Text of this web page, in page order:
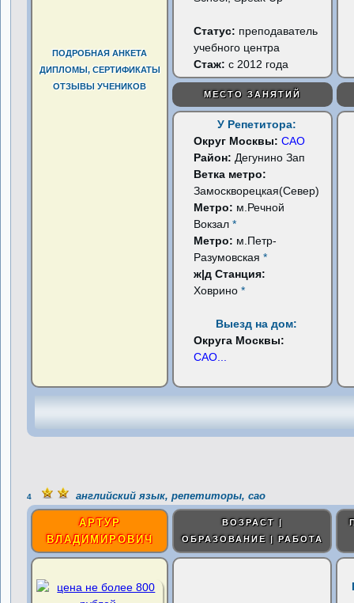
ПОДРОБНАЯ АНКЕТА
ДИПЛОМЫ, СЕРТИФИКАТЫ
ОТЗЫВЫ УЧЕНИКОВ
Статус: преподаватель
учебного центра
Стаж: с 2012 года
МЕСТО ЗАНЯТИЙ
У Репетитора:
Округ Москвы:САО
Район: Дегунино Зап
Ветка метро:
Замоскворецкая(Север)
Метро: м.Речной
Вокзал*
Метро: м.Петр-
Разумовская*
ж|д Станция:
Ховрино*
Выезд на дом:
Округа Москвы:
САО
4 английский язык, репетиторы, сао
АРТУР
ВЛАДИМИРОВИЧ
ВОЗРАСТ |
ОБРАЗОВАНИЕ | РАБОТА